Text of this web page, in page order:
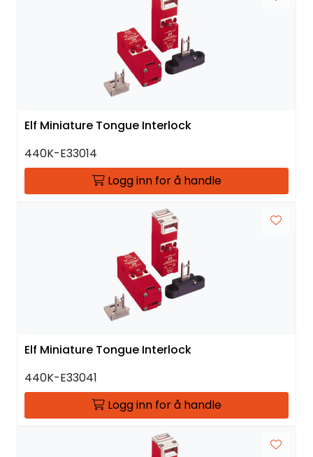
Elf Miniature Tongue Interlock
440K-E33014
Logg inn for å handle
Elf Miniature Tongue Interlock
440K-E33041
Logg inn for å handle